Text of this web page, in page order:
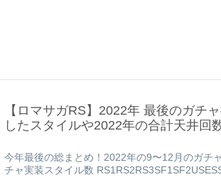
【ロマサガRS】2022年 最後のガチ
したスタイルや2022年の合計天井回
今年最後の総まとめ！2022年の9〜12月のガチ
チャ実装スタイル数